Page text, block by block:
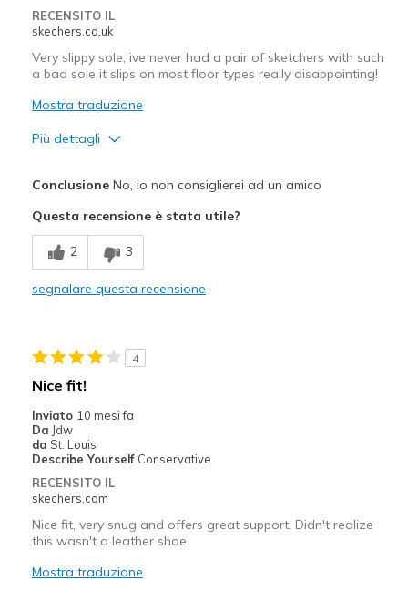
RECENSITO IL
skechers.co.uk
Very slippy sole, ive never had a pair of sketchers with such
a bad sole it slips on most floor types really disappointing!
Mostra traduzione
Più dettagli
ConclusioneNo, io non consiglierei ad un amico
Questa recensione è stata utile?
2 3
segnalare questa recensione
4
Nice fit!
Inviato 10 mesi fa
Da Jdw
da St. Louis
Describe Yourself Conservative
RECENSITO IL
skechers.com
Nice fit, very snug and offers great support. Didn't realize
this wasn't a leather shoe.
Mostra traduzione